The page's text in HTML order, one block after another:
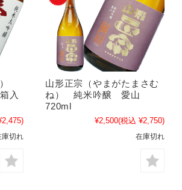
）
入
庫切れ
山形正宗（やまがたまさむ
ね） 純米吟醸 愛山
720ml
¥2,500(税込 ¥2,750)
在庫切れ